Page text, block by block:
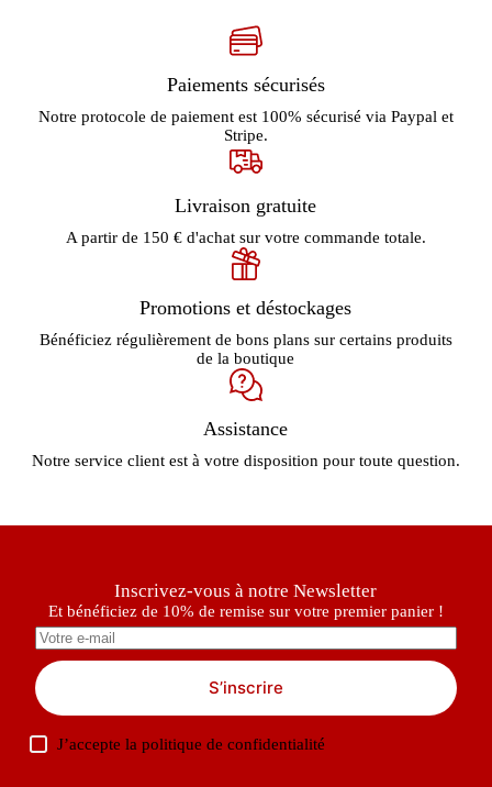
Paiements sécurisés
Notre protocole de paiement est 100% sécurisé via Paypal et
Stripe.
Livraison gratuite
A partir de 150 € d'achat sur votre commande totale.
Promotions et déstockages
Bénéficiez régulièrement de bons plans sur certains produits
de la boutique
Assistance
Notre service client est à votre disposition pour toute question.
Inscrivez-vous à notre Newsletter
Et bénéficiez de 10% de remise sur votre premier panier !
S’inscrire
J’accepte lapolitique de confidentialité